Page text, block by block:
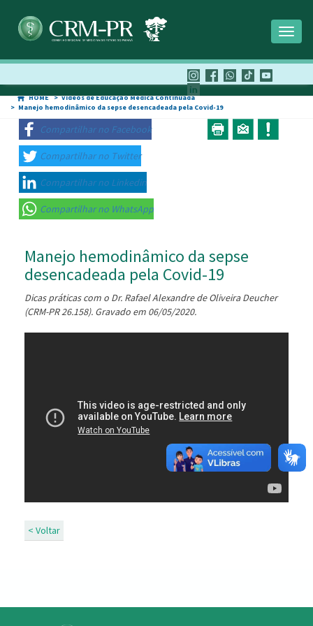
HOME
Vídeos de Educação Médica Continuada
Manejo hemodinâmico da sepse desencadeada pela Covid-19
Compartilhar no Facebook
Compartilhar no Twitter
Compartilhar no Linkedin
Compartilhar no WhatsApp
Manejo hemodinâmico da sepse
desencadeada pela Covid-19
Dicas práticas com o Dr. Rafael Alexandre de Oliveira Deucher
(CRM-PR 26.158). Gravado em 06/05/2020.
< Voltar